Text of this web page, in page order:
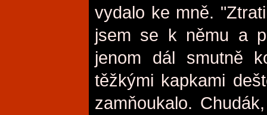
vydalo ke mně.
jsem se k němu a
jenom dál smutně
těžkými kapkami
zamňoukalo.